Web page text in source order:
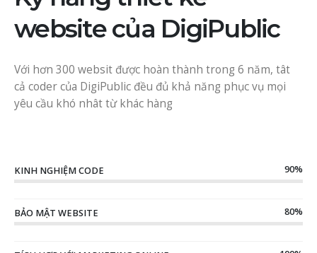
website của DigiPublic
Với hơn 300 websit được hoàn thành trong 6 năm, tât
cả coder của DigiPublic đều đủ khả năng phục vụ mọi
yêu cầu khó nhât từ khác hàng
KINH NGHIỆM CODE 90%
BẢO MẬT WEBSITE 80%